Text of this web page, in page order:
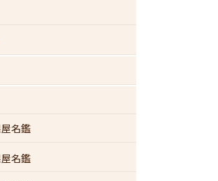
名鑑
名鑑